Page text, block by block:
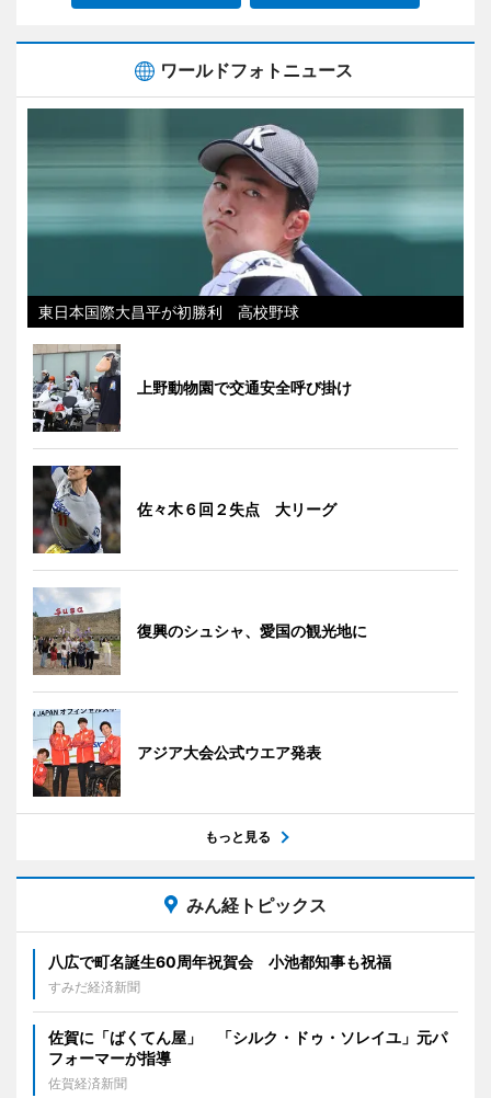
ワールドフォトニュース
東日本国際大昌平が初勝利 高校野球
上野動物園で交通安全呼び掛け
佐々木６回２失点 大リーグ
復興のシュシャ、愛国の観光地に
アジア大会公式ウエア発表
もっと見る
みん経トピックス
八広で町名誕生60周年祝賀会 小池都知事も祝福
すみだ経済新聞
佐賀に「ばくてん屋」 「シルク・ドゥ・ソレイユ」元パ
フォーマーが指導
佐賀経済新聞